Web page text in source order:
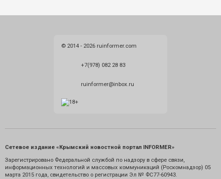
© 2014 - 2026 ruinformer.com
+7(978) 082 28 83
ruinformer@inbox.ru
Сетевое издание «Крымский новостной портал INFORMER»
Зарегистрировано Федеральной службой по надзору в сфере связи,
информационных технологий и массовых коммуникаций (Роскомнадзор) 05
марта 2015 года, свидетельство о регистрации Эл № ФС77-60943.